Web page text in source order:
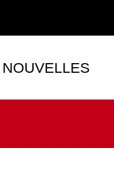
NOUVELLES